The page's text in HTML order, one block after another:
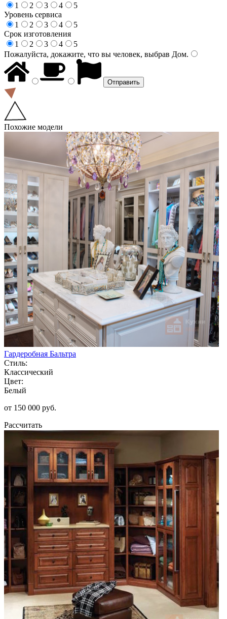
1
2 3 4
5
Уровень сервиса
1
2 3 4
5
Срок изготовления
1
2 3 4
5
Пожалуйста, докажите, что вы человек, выбрав Дом.
Похожие модели
Гардеробная Бальтра
Стиль:
Классический
Цвет:
Белый
от 150 000 руб.
Рассчитать